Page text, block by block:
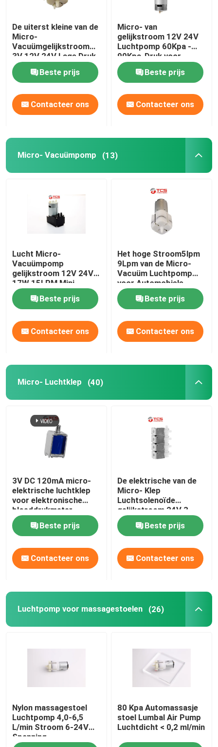
Micro- Waterpomp
Micro- Waterklep
Micro- Peristaltische Pomp
Elektromagnetische pomp
De uiterst kleine van de
Micro-
Vacuümgelijkstroom
3V 12V 24V Lage Druk
Luchtpomp voor Auto
Seat
Beste prijs
Contacteer ons
Micro- van
gelijkstroom 12V 24V
Luchtpomp 60Kpa -
90Kpa-Druk voor
Massager
Beste prijs
Contacteer ons
Micro- Vacuümpomp (13)
Lucht Micro-
Vacuümpomp
gelijkstroom 12V 24V
17W 15LPM Mini
Diaphragm Pumps
Beste prijs
Contacteer ons
Het hoge Stroom5lpm
9Lpm van de Micro-
Vacuüm Luchtpomp
voor Automobiele
Taillesteun
Beste prijs
Contacteer ons
Micro- Luchtklep (40)
3V DC 120mA micro-
elektrische luchtklep
voor elektronische
bloeddrukmeter
medische monitor
Beste prijs
Contacteer ons
De elektrische van de
Micro- Klep
Luchtsolenoïde
gelijkstroom 24V 3
Manier 2 de Klep van de
Positiesolenoïde
Beste prijs
Contacteer ons
Luchtpomp voor massagestoelen (26)
Nylon massagestoel
Luchtpomp 4,0-6,5
L/min Stroom 6-24V
Spanning
80 Kpa Automassasje
stoel Lumbal Air Pump
Luchtdicht < 0,2 ml/min